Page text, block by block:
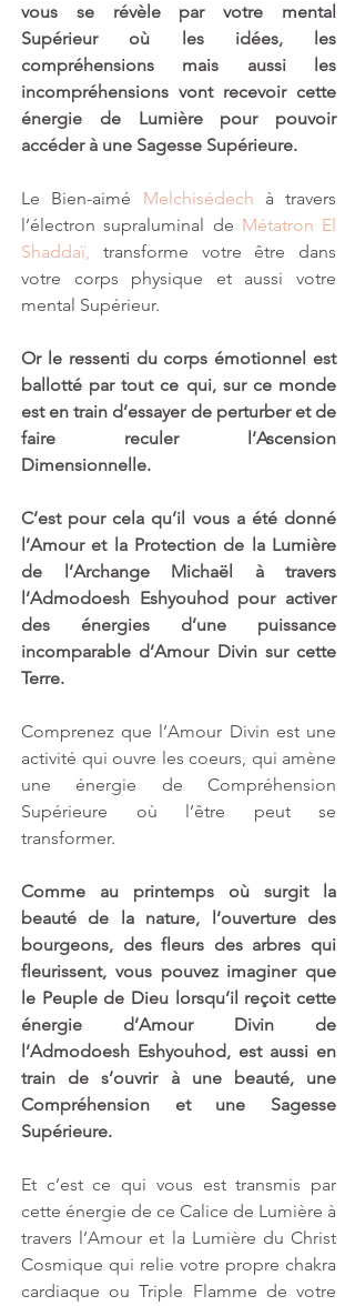
vous se révèle par votre mental
Supérieur où les idées, les
compréhensions mais aussi les
incompréhensions vont recevoir cette
énergie de Lumière pour pouvoir
accéder à une Sagesse Supérieure.
Le Bien-aimé Melchisédech à travers
l’électron supraluminal de Métatron El
Shaddaï, transforme votre être dans
votre corps physique et aussi votre
mental Supérieur.
Or le ressenti du corps émotionnel est
ballotté par tout ce qui, sur ce monde
est en train d’essayer de perturber et de
faire reculer l’Ascension
Dimensionnelle.
C’est pour cela qu’il vous a été donné
l’Amour et la Protection de la Lumière
de l’Archange Michaël à travers
l’Admodoesh Eshyouhod pour activer
des énergies d’une puissance
incomparable d’Amour Divin sur cette
Terre.
Comprenez que l’Amour Divin est une
activité qui ouvre les coeurs, qui amène
une énergie de Compréhension
Supérieure où l’être peut se
transformer.
Comme au printemps où surgit la
beauté de la nature, l’ouverture des
bourgeons, des fleurs des arbres qui
fleurissent, vous pouvez imaginer que
le Peuple de Dieu lorsqu’il reçoit cette
énergie d’Amour Divin de
l’Admodoesh Eshyouhod, est aussi en
train de s’ouvrir à une beauté, une
Compréhension et une Sagesse
Supérieure.
Et c’est ce qui vous est transmis par
cette énergie de ce Calice de Lumière à
travers l’Amour et la Lumière du Christ
Cosmique qui relie votre propre chakra
cardiaque ou Triple Flamme de votre